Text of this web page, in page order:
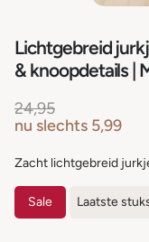
Lichtgebreid
& knoopdetails |
24,95
nu slechts 5,99
Zacht lichtgebreid
Sale Laatste